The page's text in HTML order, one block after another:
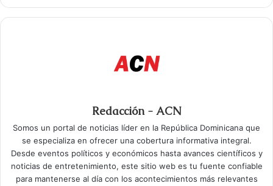
Redacción - ACN
Somos un portal de noticias líder en la República Dominicana que
se especializa en ofrecer una cobertura informativa integral.
Desde eventos políticos y económicos hasta avances científicos y
noticias de entretenimiento, este sitio web es tu fuente confiable
para mantenerse al día con los acontecimientos más relevantes